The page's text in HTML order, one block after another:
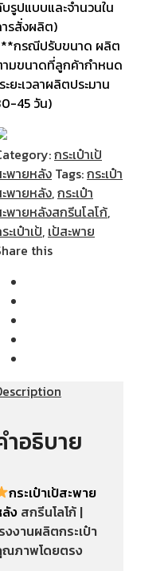
รูปแบบและจำนวนใน
รสั่งผลิต)
กรณีปรับขนาด ผลิต
มขนาดที่ลูกค้ากำหนด
ะยะเวลาผลิตประมาน
45 วัน)
กระเป๋าเป้
พายหลัง Tags:กระเป๋า
พายหลัง,กระเป๋า
พายหลังสกรีนโลโก้,
ะเป๋าเป้, เป้สะพาย
this
ำอธิบาย
กระเป๋าเป้สะพาย
ง สกรีนโลโก้ |
งงานผลิตกระเป๋า
ภาพโดยตรง